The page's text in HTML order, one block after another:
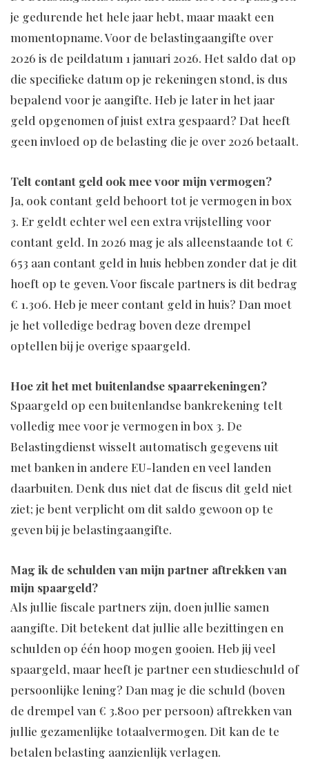
je gedurende het hele jaar hebt, maar maakt een
momentopname. Voor de belastingaangifte over
2026 is de peildatum 1 januari 2026. Het saldo dat op
die specifieke datum op je rekeningen stond, is dus
bepalend voor je aangifte. Heb je later in het jaar
geld opgenomen of juist extra gespaard? Dat heeft
geen invloed op de belasting die je over 2026 betaalt.
Telt contant geld ook mee voor mijn vermogen?
Ja, ook contant geld behoort tot je vermogen in box
3. Er geldt echter wel een extra vrijstelling voor
contant geld. In 2026 mag je als alleenstaande tot €
653 aan contant geld in huis hebben zonder dat je dit
hoeft op te geven. Voor fiscale partners is dit bedrag
€ 1.306. Heb je meer contant geld in huis? Dan moet
je het volledige bedrag boven deze drempel
optellen bij je overige spaargeld.
Hoe zit het met buitenlandse spaarrekeningen?
Spaargeld op een buitenlandse bankrekening telt
volledig mee voor je vermogen in box 3. De
Belastingdienst wisselt automatisch gegevens uit
met banken in andere EU-landen en veel landen
daarbuiten. Denk dus niet dat de fiscus dit geld niet
ziet; je bent verplicht om dit saldo gewoon op te
geven bij je belastingaangifte.
Mag ik de schulden van mijn partner aftrekken van
mijn spaargeld?
Als jullie fiscale partners zijn, doen jullie samen
aangifte. Dit betekent dat jullie alle bezittingen en
schulden op één hoop mogen gooien. Heb jij veel
spaargeld, maar heeft je partner een studieschuld of
persoonlijke lening? Dan mag je die schuld (boven
de drempel van € 3.800 per persoon) aftrekken van
jullie gezamenlijke totaalvermogen. Dit kan de te
betalen belasting aanzienlijk verlagen.